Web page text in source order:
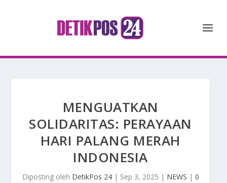
MENGUATKAN
SOLIDARITAS: PERAYAAN
HARI PALANG MERAH
INDONESIA
Diposting oleh DetikPos 24| Sep 3, 2025 | NEWS | 0